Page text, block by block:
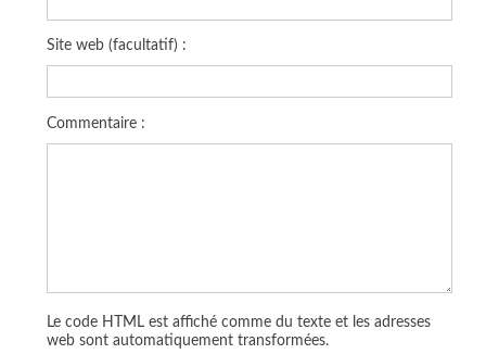
Site web (facultatif) :
Commentaire :
Le code HTML est affiché comme du texte et les adresses
web sont automatiquement transformées.